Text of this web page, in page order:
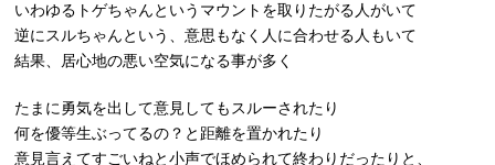
いわゆるトゲちゃんというマウントを取りたがる人がいて
逆にスルちゃんという、意思もなく人に合わせる人もいて
結果、居心地の悪い空気になる事が多く
たまに勇気を出して意見してもスルーされたり
何を優等生ぶってるの？と距離を置かれたり
意見言えてすごいねと小声でほめられて終わりだったりと、